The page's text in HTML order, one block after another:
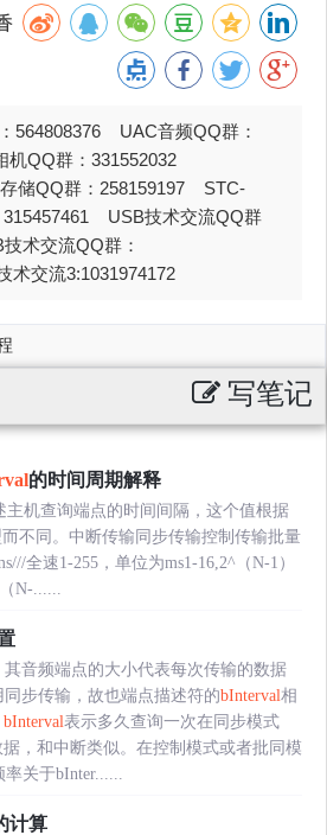
564808376 UAC音频QQ群：
QQ群：331552032
储QQ群：258159197 STC-
315457461 USB技术交流QQ群
术交流QQ群：
交流3:1031974172
写笔记
的时间周期解释
主机查询端点的时间间隔，这个值根据
不同。中断传输同步传输控制传输批量
全速1-255，单位为ms1-16,2^（N-1）
N-......
音频端点的大小代表每次传输的数据
步传输，故也端点描述符的bInterval相
bInterval表示多久查询一次在同步模式
，和中断类似。在控制模式或者批同模
关于bInter......
计算